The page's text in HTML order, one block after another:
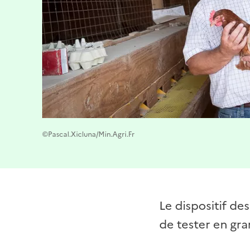
©Pascal.Xicluna/Min.Agri.Fr
Le dispositif
de tester en